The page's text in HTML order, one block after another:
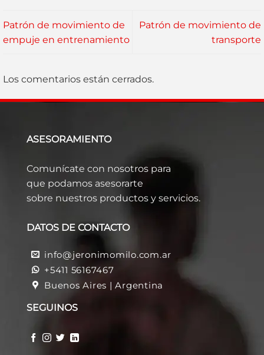
Patrón de movimiento de
empuje en entrenamiento
Patrón de movimiento de
transporte
Los comentarios están cerrados.
ASESORAMIENTO
Comunícate con nosotros para
que podamos asesorarte
sobre nuestros productos y servicios.
DATOS DE CONTACTO
info@jeronimomilo.com.ar
+5411 56167467
Buenos Aires | Argentina
SEGUINOS